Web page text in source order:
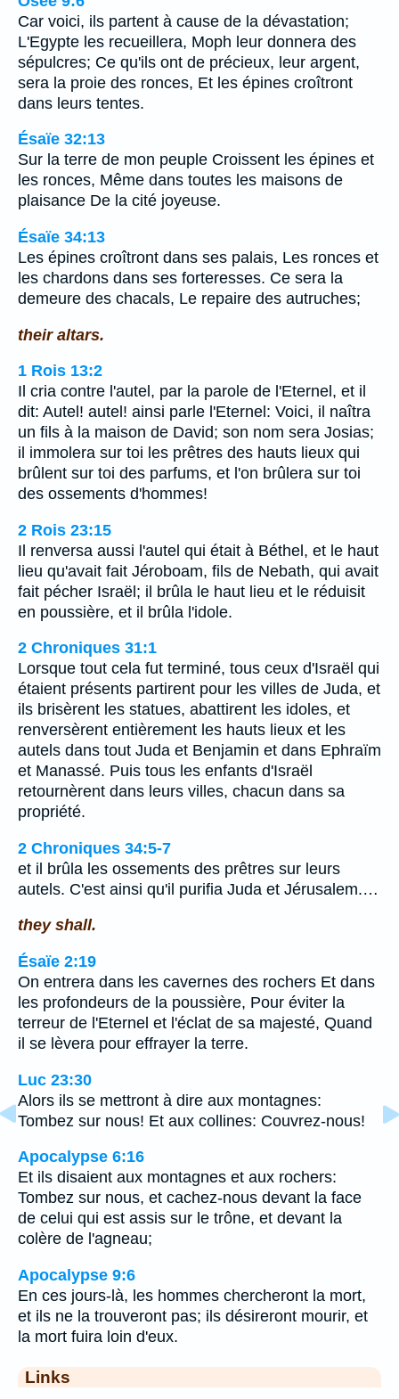
Car voici, ils partent à cause de la dévastation;
L'Egypte les recueillera, Moph leur donnera des
sépulcres; Ce qu'ils ont de précieux, leur argent,
sera la proie des ronces, Et les épines croîtront
dans leurs tentes.
Ésaïe 32:13
Sur la terre de mon peuple Croissent les épines et
les ronces, Même dans toutes les maisons de
plaisance De la cité joyeuse.
Ésaïe 34:13
Les épines croîtront dans ses palais, Les ronces et
les chardons dans ses forteresses. Ce sera la
demeure des chacals, Le repaire des autruches;
their altars.
1 Rois 13:2
Il cria contre l'autel, par la parole de l'Eternel, et il
dit: Autel! autel! ainsi parle l'Eternel: Voici, il naîtra
un fils à la maison de David; son nom sera Josias;
il immolera sur toi les prêtres des hauts lieux qui
brûlent sur toi des parfums, et l'on brûlera sur toi
des ossements d'hommes!
2 Rois 23:15
Il renversa aussi l'autel qui était à Béthel, et le haut
lieu qu'avait fait Jéroboam, fils de Nebath, qui avait
fait pécher Israël; il brûla le haut lieu et le réduisit
en poussière, et il brûla l'idole.
2 Chroniques 31:1
Lorsque tout cela fut terminé, tous ceux d'Israël qui
étaient présents partirent pour les villes de Juda, et
ils brisèrent les statues, abattirent les idoles, et
renversèrent entièrement les hauts lieux et les
autels dans tout Juda et Benjamin et dans Ephraïm
et Manassé. Puis tous les enfants d'Israël
retournèrent dans leurs villes, chacun dans sa
propriété.
2 Chroniques 34:5-7
et il brûla les ossements des prêtres sur leurs
autels. C'est ainsi qu'il purifia Juda et Jérusalem.…
they shall.
Ésaïe 2:19
On entrera dans les cavernes des rochers Et dans
les profondeurs de la poussière, Pour éviter la
terreur de l'Eternel et l'éclat de sa majesté, Quand
il se lèvera pour effrayer la terre.
Luc 23:30
Alors ils se mettront à dire aux montagnes:
Tombez sur nous! Et aux collines: Couvrez-nous!
Apocalypse 6:16
Et ils disaient aux montagnes et aux rochers:
Tombez sur nous, et cachez-nous devant la face
de celui qui est assis sur le trône, et devant la
colère de l'agneau;
Apocalypse 9:6
En ces jours-là, les hommes chercheront la mort,
et ils ne la trouveront pas; ils désireront mourir, et
la mort fuira loin d'eux.
Links